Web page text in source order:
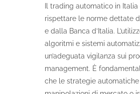
Il trading automatico in Italia
rispettare le norme dettate
e dalla Banca d’Italia.
algoritmi e sistemi
un’adeguata vigilanza sui
management. È
che le strategie